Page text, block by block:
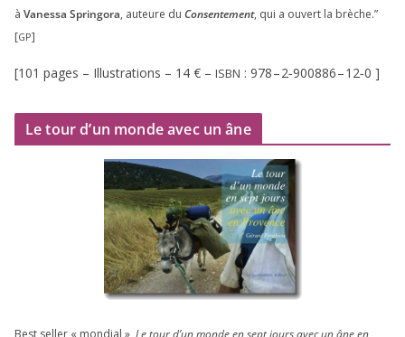
à Vanessa Springora, auteure du Consentement, qui a ouvert la brèche.”
[GP]
[101 pages – Illustrations – 14 € – ISBN : 978–2‑900886–12‑0 ]
Le tour d’un monde avec un âne
Best sel­ler « mon­dial », Le tour d’un monde en sept jours avec un âne en